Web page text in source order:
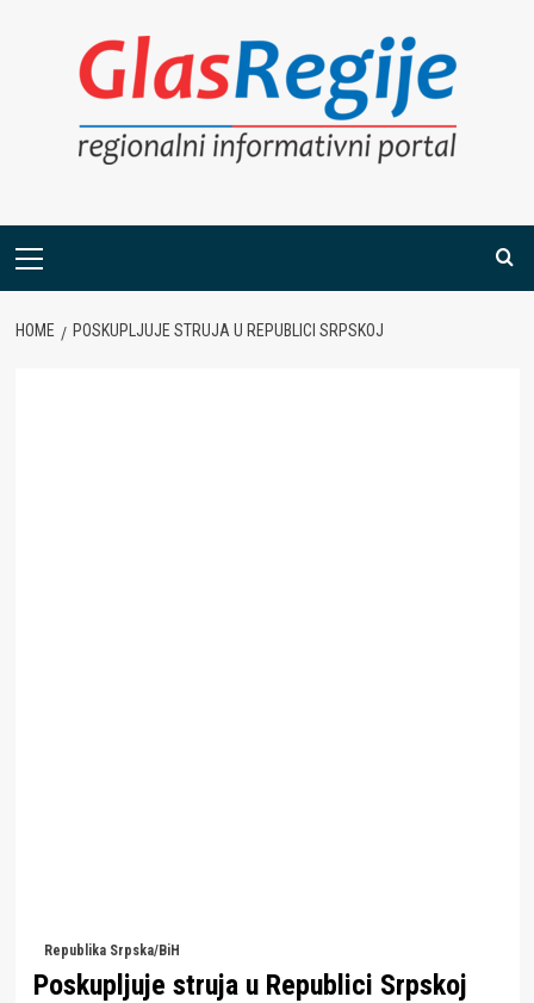
Primary
HOME POSKUPLJUJE STRUJA U REPUBLICI SRPSKOJ
Republika Srpska/BiH
Poskupljuje struja u Republici Srpskoj